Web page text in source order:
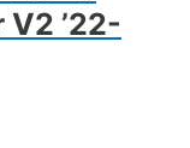
’22-